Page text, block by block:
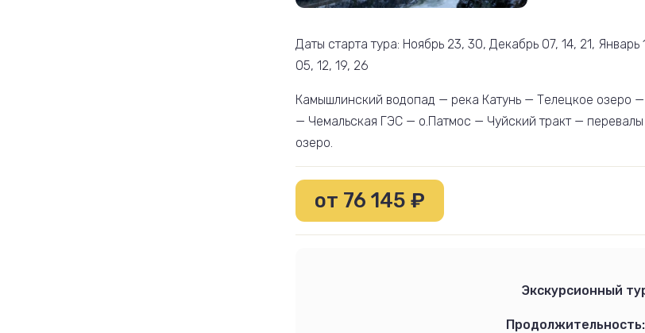
Даты старта тура: Ноябрь 23, 30, Декабрь 07, 14, 21,
05, 12, 19, 26
Камышлинский водопад — река Катунь — Телецкое
— Чемальская ГЭС — о.Патмос — Чуйский тракт —
озеро.
от 76 145 ₽
Экскурсионный